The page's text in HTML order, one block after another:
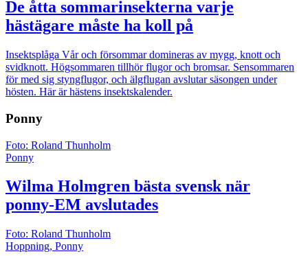
De åtta sommarinsekterna varje
hästägare måste ha koll på
InsektsplågaVår och försommar domineras av mygg, knott och
svidknott. Högsommaren tillhör flugor och bromsar. Sensommaren
för med sig styngflugor, och älgflugan avslutar säsongen under
hösten. Här är hästens insektskalender.
Ponny
Foto: Roland Thunholm
Ponny
Wilma Holmgren bästa svensk när
ponny-EM avslutades
Foto: Roland Thunholm
Hoppning, Ponny